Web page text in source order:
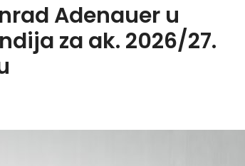
Adenauer u
za ak. 2026/27.